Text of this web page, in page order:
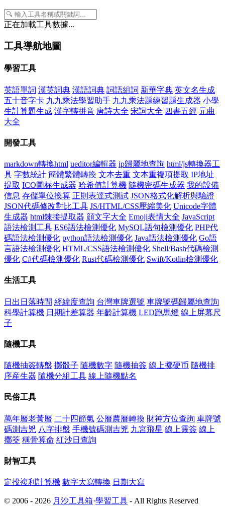
正在加載工具數據...
工具導航地圖
學習工具
英語單詞 漢英詞典 漢語詞典 詞語組詞 新華字典 英文名生成
五十音字卡 九九乘法學習助手 九九乘法題練習題生成器 小學
生計算題生成 漢字轉拼音 唐詩大全 宋詞大全 四書五經 元曲
大全
開發工具
markdown轉換html ueditor編輯器 ip歸屬地查詢 html/js轉換器工
具 字數統計 簡體繁體轉換 文本去重 文本重複項提取 IP地址
提取 ICO圖标生成器 哈希值計算機 隨機密碼生成器 我的設備
信息 存儲單位換算 正則表達式測試 JSON格式化解析與驗證
JSON代碼修改對比工具 JS/HTML/CSS壓縮美化 Unicode字體
生成器 html鍊接提取器 顔文字大全 Emoji表情大全 JavaScript
語法檢測工具 ES6語法檢測優化 MySQL語句檢測優化 PHP代
碼語法檢測優化 python語法檢測優化 Java語法檢測優化 Go語
言語法檢測優化 HTML/CSS語法檢測優化 Shell/Bash代碼檢測
優化 C#代碼檢測優化 Rust代碼檢測優化 Swift/Kotlin檢測優化
生活工具
日出日落時間 經緯度查詢 台灣車牌選號 車牌號碼歸屬地查詢
科學計算機 日期計差算器 年齡計算機 LED跑馬燈 線上屏幕尺
子
隨機工具
隨機抽簽轉盤 擲骰子 隨機數字 隨機抽簽 線上擲硬币 隨機排
序産生器 隨機分組工具 線上隨機點名
民俗工具
萬年曆老黃曆 二十四節氣 公曆農曆轉換 財神方位查詢 車牌號
碼測吉兇 八字排盤 手機號碼測吉兇 九宮飛星 線上靈簽 線上
擲筊 稱骨算命 紅沙日查詢
財智工具
定投複利計算機 數字大寫轉換 日期大寫
© 2006 - 2026 月沙工具箱·學習工具 - All Rights Reserved